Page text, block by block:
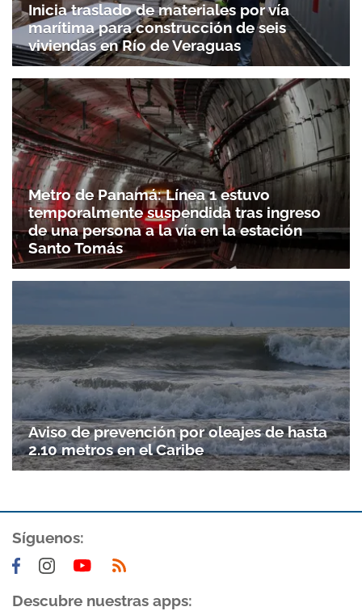
Inicia traslado de materiales por vía
marítima para construcción de seis
viviendas en Río de Veraguas
Metro de Panamá: Línea 1 estuvo
temporalmente suspendida tras ingreso
de una persona a la vía en la estación
Santo Tomás
Aviso de prevención por oleajes de hasta
2.10 metros en el Caribe
Síguenos:
Descubre nuestras apps: